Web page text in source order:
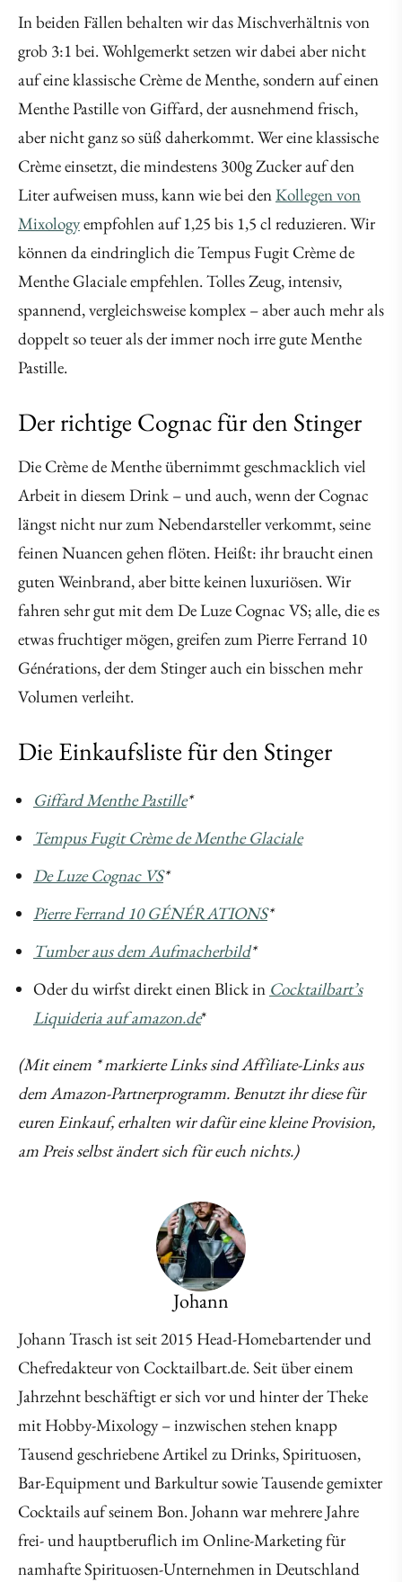
In beiden Fällen behalten wir das Mischverhältnis von
grob 3:1 bei. Wohlgemerkt setzen wir dabei aber nicht
auf eine klassische Crème de Menthe, sondern auf einen
Menthe Pastille von Giffard, der ausnehmend frisch,
aber nicht ganz so süß daherkommt. Wer eine klassische
Crème einsetzt, die mindestens 300g Zucker auf den
Liter aufweisen muss, kann wie bei denKollegen von
Mixologyempfohlen auf 1,25 bis 1,5 cl reduzieren. Wir
können da eindringlich die Tempus Fugit Crème de
Menthe Glaciale empfehlen. Tolles Zeug, intensiv,
spannend, vergleichsweise komplex – aber auch mehr als
doppelt so teuer als der immer noch irre gute Menthe
Pastille.
Der richtige Cognac für den Stinger
Die Crème de Menthe übernimmt geschmacklich viel
Arbeit in diesem Drink – und auch, wenn der Cognac
längst nicht nur zum Nebendarsteller verkommt, seine
feinen Nuancen gehen flöten. Heißt: ihr braucht einen
guten Weinbrand, aber bitte keinen luxuriösen. Wir
fahren sehr gut mit dem De Luze Cognac VS; alle, die es
etwas fruchtiger mögen, greifen zum Pierre Ferrand 10
Générations, der dem Stinger auch ein bisschen mehr
Volumen verleiht.
Die Einkaufsliste für den Stinger
Giffard Menthe Pastille*
Tempus Fugit Crème de Menthe Glaciale
De Luze Cognac VS*
Pierre Ferrand 10 GÉNÉRATIONS*
Tumber aus dem Aufmacherbild*
Oder du wirfst direkt einen Blick in Cocktailbart’s
Liquideria auf amazon.de*
(Mit einem * markierte Links sind Affiliate-Links aus
dem Amazon-Partnerprogramm. Benutzt ihr diese für
euren Einkauf, erhalten wir dafür eine kleine Provision,
am Preis selbst ändert sich für euch nichts.)
Johann
Johann Trasch ist seit 2015 Head-Homebartender und
Chefredakteur von Cocktailbart.de. Seit über einem
Jahrzehnt beschäftigt er sich vor und hinter der Theke
mit Hobby-Mixology – inzwischen stehen knapp
Tausend geschriebene Artikel zu Drinks, Spirituosen,
Bar-Equipment und Barkultur sowie Tausende gemixter
Cocktails auf seinem Bon. Johann war mehrere Jahre
frei- und hauptberuflich im Online-Marketing für
namhafte Spirituosen-Unternehmen in Deutschland